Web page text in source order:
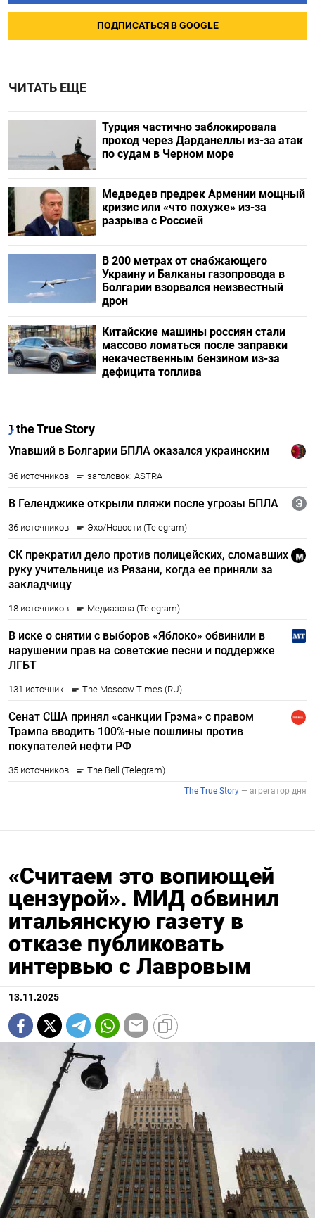
ПОДПИСАТЬСЯ В GOOGLE
ЧИТАТЬ ЕЩЕ
Турция частично заблокировала
проход через Дарданеллы из-за атак
по судам в Черном море
Медведев предрек Армении мощный
кризис или «что похуже» из-за
разрыва с Россией
В 200 метрах от снабжающего
Украину и Балканы газопровода в
Болгарии взорвался неизвестный
дрон
Китайские машины россиян стали
массово ломаться после заправки
некачественным бензином из-за
дефицита топлива
«Считаем это вопиющей
цензурой». МИД обвинил
итальянскую газету в
отказе публиковать
интервью с Лавровым
13.11.2025